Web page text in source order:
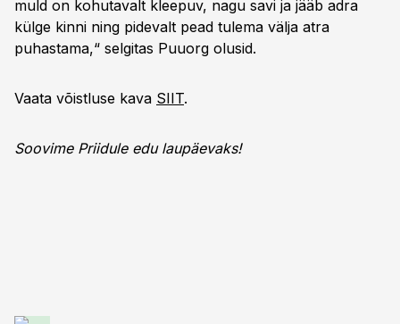
muld on kohutavalt kleepuv, nagu savi ja jääb adra
külge kinni ning pidevalt pead tulema välja atra
puhastama,“ selgitas Puuorg olusid.
Vaata võistluse kava SIIT.
Soovime Priidule edu laupäevaks!